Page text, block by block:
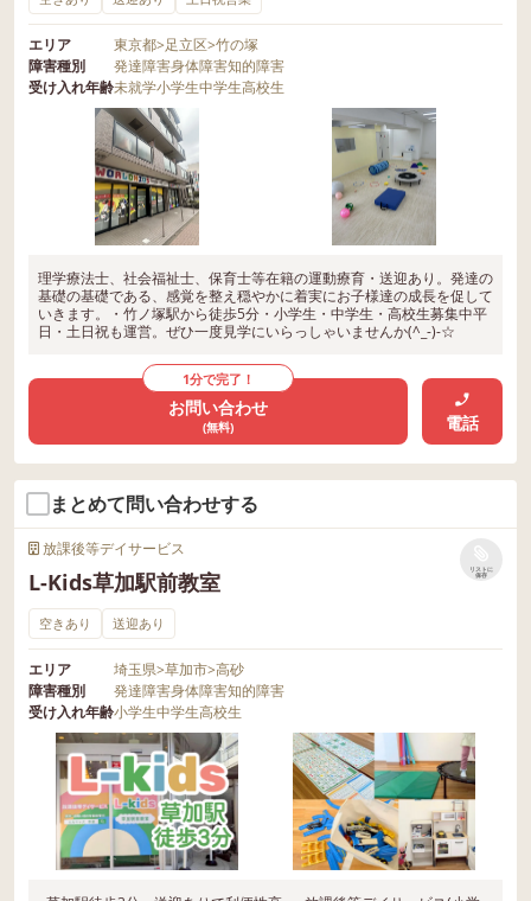
エリア 東京都>足立区>竹の塚
障害種別
発達障害身体障害知的障害
受け入れ年齢未就学小学生中学生高校生
理学療法士、社会福祉士、保育士等在籍の運動療育・送迎あり。発達の
基礎の基礎である、感覚を整え穏やかに着実にお子様達の成長を促して
いきます。・竹ノ塚駅から徒歩5分・小学生・中学生・高校生募集中平
日・土日祝も運営。ぜひ一度見学にいらっしゃいませんか(^_-)-☆
1分で完了！
お問い合わせ
(無料) 電話
まとめて問い合わせする
放課後等デイサービス
L-Kids草加駅前教室
リストに
保存
空きあり 送迎あり
エリア 埼玉県>草加市>高砂
障害種別
発達障害身体障害知的障害
受け入れ年齢小学生中学生高校生